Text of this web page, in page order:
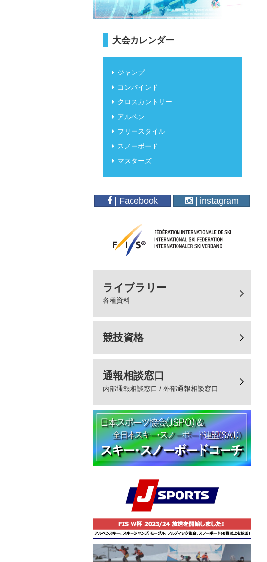
大会カレンダー
ジャンプ
コンバインド
クロスカントリー
アルペン
フリースタイル
スノーボード
マスターズ
| Facebook | instagram
ライブラリー
各種資料
競技資格
通報相談窓口
内部通報相談窓口 / 外部通報相談窓口